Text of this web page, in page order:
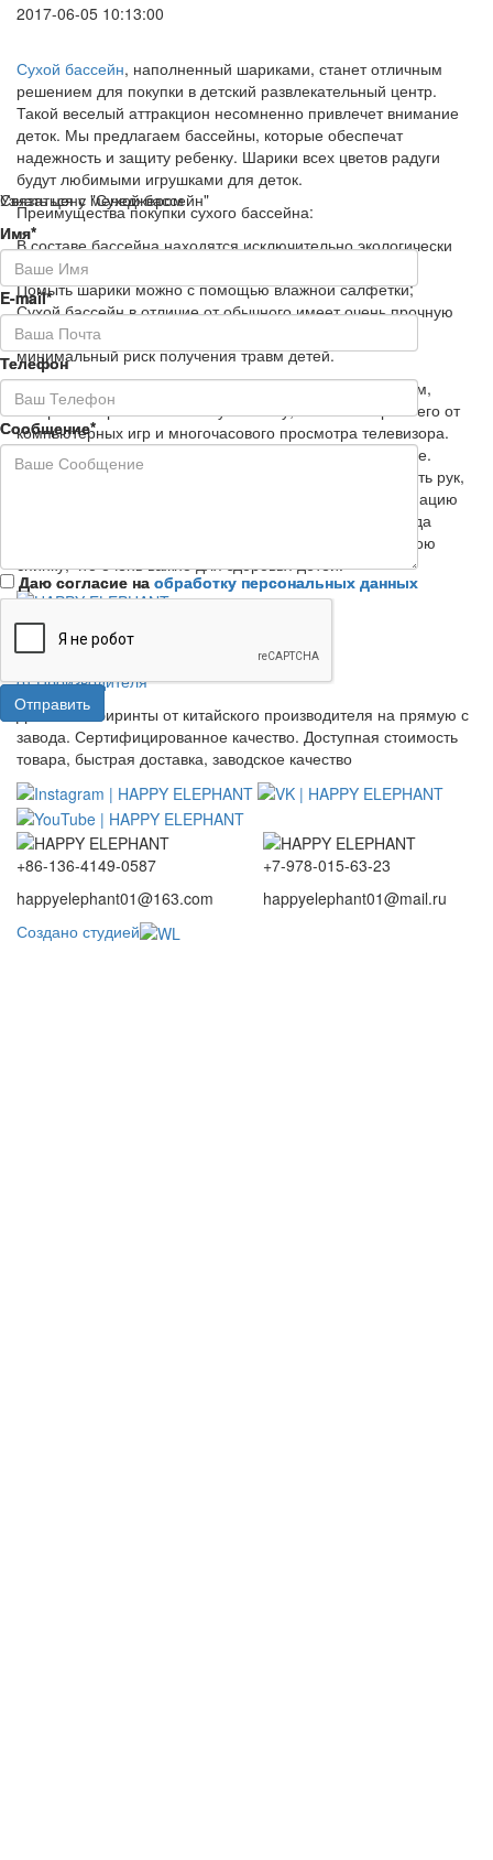
2017-06-05 10:13:00
Сухой бассейн, наполненный шариками, станет отличным
решением для покупки в детский развлекательный центр.
Такой веселый аттракцион несомненно привлечет внимание
деток. Мы предлагаем бассейны, которые обеспечат
надежность и защиту ребенку. Шарики всех цветов радуги
будут любимыми игрушками для деток.
Преимущества покупки сухого бассейна:
В составе бассейна находятся исключительно экологически
чистые компоненты и материалы;
Помыть шарики можно с помощью влажной салфетки;
Сухой бассейн в отличие от обычного имеет очень прочную
конструкцию, благодаря которой исключается даже
минимальный риск получения травм детей.
Наши бассейны обладают ярким и красочным дизайном,
который понравится любому малышу, а также оторвет его от
компьютерных игр и многочасового просмотра телевизора.
Игры в бассейне не только веселые, но еще и полезные.
Разноцветные шарики смогут развить у ребенка ловкость рук,
отличную зрительную память, сориентировать координацию
малыша и просто поднять настроение. Кроме того, когда
ребенок играется в бассейне он также массажирует свою
спинку, что очень важно для здоровья детей.
Детские Лабиринты
от Производителя
Детские Лабиринты от китайского производителя на прямую с
завода. Сертифицированное качество. Доступная стоимость
товара, быстрая доставка, заводское качество
+86-136-4149-0587
happyelephant01@163.com
+7-978-015-63-23
happyelephant01@mail.ru
Создано студией
Связаться с менеджером
Имя*
E-mail*
Телефон
Сообщение*
Даю согласие на обработку персональных данных
Отправить
Узнать цену "Сухой бассейн"
Имя*
E-mail*
Телефон
Сообщение*
Даю согласие на обработку персональных данных
Отправить